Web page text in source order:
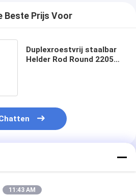
Beste Prijs Voor
Duplexroestvrij staalbar
Helder Rod Round 2205
11:43 AM